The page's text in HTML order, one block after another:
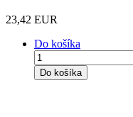
23,42 EUR
Do košíka
Do košíka